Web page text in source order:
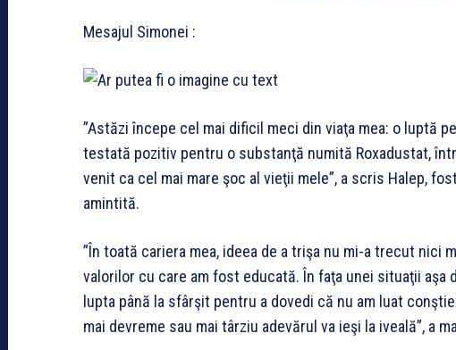
Mesajul Simonei :
”Astăzi începe cel mai dificil meci din viaţa mea: o luptă
testată pozitiv pentru o substanţă numită Roxadustat,
venit ca cel mai mare şoc al vieţii mele”, a scris Halep,
amintită.
”În toată cariera mea, ideea de a trişa nu mi-a trecut nici
valorilor cu care am fost educată. În faţa unei situaţii
lupta până la sfârşit pentru a dovedi că nu am luat
mai devreme sau mai târziu adevărul va ieşi la iveală”, a